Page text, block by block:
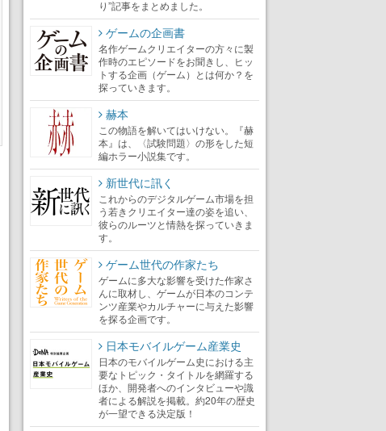
り”記事をまとめました。
ゲームの企画書
名作ゲームクリエイターの方々に製
作時のエピソードをお聞きし、ヒッ
トする企画（ゲーム）とは何か？を
探っていきます。
赫本
この物語を解いてはいけない。『赫
本』は、〈試験問題〉の形をした短
編ホラー小説集です。
新世代に訊く
これからのデジタルゲーム市場を担
う若きクリエイター達の姿を追い、
彼らのルーツと情熱を探っていきま
す。
ゲーム世代の作家たち
ゲームに多大な影響を受けた作家さ
んに取材し、ゲームが日本のコンテ
ンツ産業やカルチャーに与えた影響
を探る企画です。
日本モバイルゲーム産業史
日本のモバイルゲーム史における主
要なトピック・タイトルを網羅する
ほか、開発者へのインタビューや識
者による解説を掲載。約20年の歴史
が一望できる決定版！